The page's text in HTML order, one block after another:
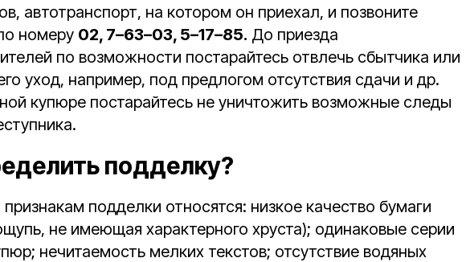
автотранспорт, на котором он приехал, и позвоните
номеру 02, 7–63–03, 5–17–85. До приезда
по возможности постарайтесь отвлечь сбытчика или
уход, например, под предлогом отсутствия сдачи и др.
купюре постарайтесь не уничтожить возможные следы
подделку?
подделки относятся: низкое качество бумаги
не имеющая характерного хруста); одинаковые серии
нечитаемость мелких текстов; отсутствие водяных